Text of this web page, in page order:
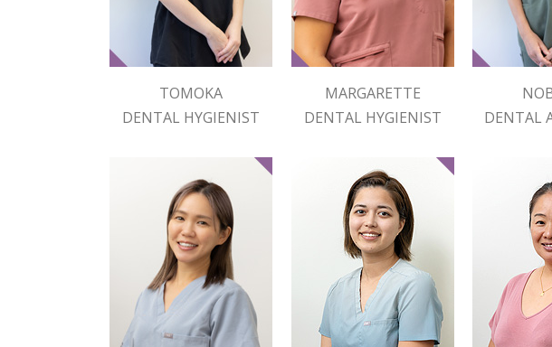
TOMOKA
DENTAL HYGIENIST
MARGARETTE
DENTAL HYGIENIST
DENTAL